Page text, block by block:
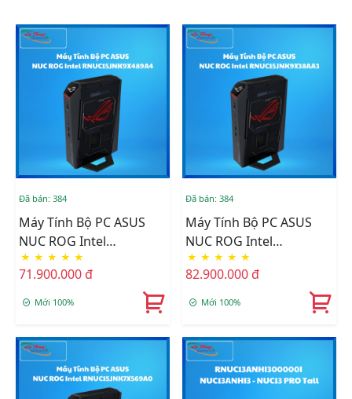
Đã bán: 384
Máy Tính Bộ PC ASUS
NUC ROG Intel
RNUC15JNK9X489A4 (U9
275HX)/32GB (2x16GB)
DDR5-6400/1TB Gen4
5070/Win11)
★ ★ ★ ★ ★
71.900.000 đ
Mới 100%
Đã bán: 384
Máy Tính Bộ PC ASUS
NUC ROG Intel
RNUC15JNK9X38AA3 (U9
275HX)/32GB (2x16GB)
DDR5-6400/2TB Gen4
5070Ti/Win11)
★ ★ ★ ★ ★
82.900.000 đ
Mới 100%